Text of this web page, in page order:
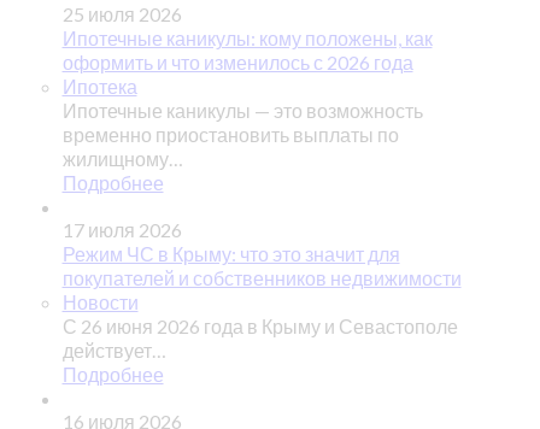
25 июля 2026
Ипотечные каникулы: кому положены, как
оформить и что изменилось с 2026 года
Ипотека
Ипотечные каникулы — это возможность
временно приостановить выплаты по
жилищному…
Подробнее
17 июля 2026
Режим ЧС в Крыму: что это значит для
покупателей и собственников недвижимости
Новости
С 26 июня 2026 года в Крыму и Севастополе
действует…
Подробнее
16 июля 2026